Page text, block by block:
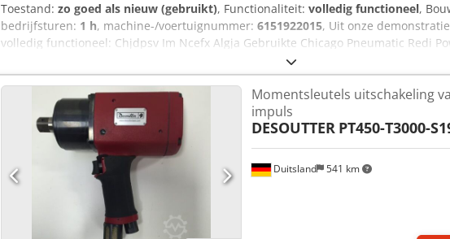
Toestand: zo goed als nieuw (gebruikt), Functionaliteit: volledig functioneel,
bedrijfsturen: 1 h, machine-/voertuignummer: 6151922015, Uit onze
volledig functioneel: Chjdpsv Im Ncefx Algja Gebruikte Chicago Pneumatic Redi
pneumatische pistoolschroevendraaier met afsluitkoppeling met startknop
tot 5,5 Nm Stationair toerental: 1470 min-1 Lengte: 220 mm Gewicht: 1,0 kg
industriële productie en onderhoud op aanvraag.
Duitsland 541 km
Momentsleutels uitschakeling
impuls
DESOUTTER PT450-T3000-